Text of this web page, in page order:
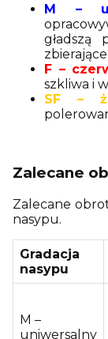
M –
gładszą
F –
szkliwa i
SF –
Zalecane
Zalecane
nasypu.
Gradacja
nasypu
M –
uniwersalny